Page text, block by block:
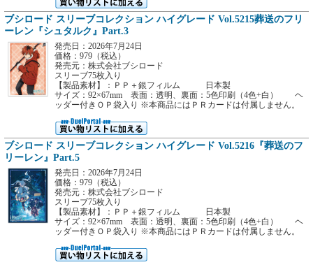
ブシロード スリーブコレクション ハイグレード Vol.5215葬送のフリ
ーレン『シュタルク』Part.3
発売日：2026年7月24日
価格：979（税込）
発売元：株式会社ブシロード
スリーブ75枚入り
【製品素材】：ＰＰ＋銀フィルム 日本製
サイズ：92×67mm 表面：透明、裏面：5色印刷（4色+白） ヘ
ッダー付きＯＰ袋入り ※本商品にはＰＲカードは付属しません。
ブシロード スリーブコレクション ハイグレード Vol.5216『葬送のフ
リーレン』Part.5
発売日：2026年7月24日
価格：979（税込）
発売元：株式会社ブシロード
スリーブ75枚入り
【製品素材】：ＰＰ＋銀フィルム 日本製
サイズ：92×67mm 表面：透明、裏面：5色印刷（4色+白） ヘ
ッダー付きＯＰ袋入り ※本商品にはＰＲカードは付属しません。